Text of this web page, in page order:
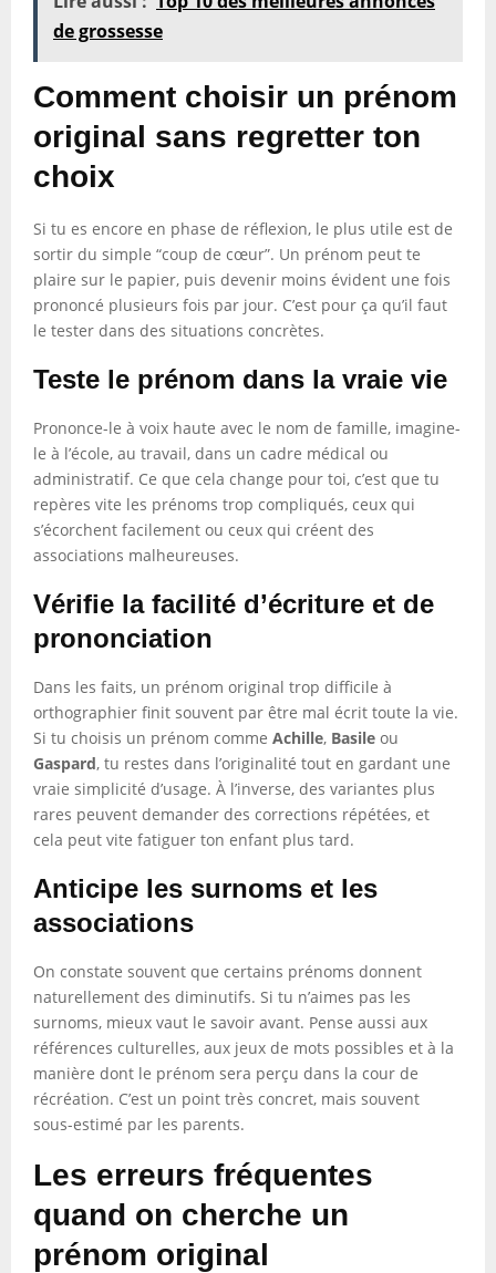
de grossesse
Comment choisir un prénom
original sans regretter ton
choix
Si tu es encore en phase de réflexion, le plus utile est de
sortir du simple “coup de cœur”. Un prénom peut te
plaire sur le papier, puis devenir moins évident une fois
prononcé plusieurs fois par jour. C’est pour ça qu’il faut
le tester dans des situations concrètes.
Teste le prénom dans la vraie vie
Prononce-le à voix haute avec le nom de famille, imagine-
le à l’école, au travail, dans un cadre médical ou
administratif. Ce que cela change pour toi, c’est que tu
repères vite les prénoms trop compliqués, ceux qui
s’écorchent facilement ou ceux qui créent des
associations malheureuses.
Vérifie la facilité d’écriture et de
prononciation
Dans les faits, un prénom original trop difficile à
orthographier finit souvent par être mal écrit toute la vie.
Si tu choisis un prénom comme Achille, Basile ou
Gaspard, tu restes dans l’originalité tout en gardant une
vraie simplicité d’usage. À l’inverse, des variantes plus
rares peuvent demander des corrections répétées, et
cela peut vite fatiguer ton enfant plus tard.
Anticipe les surnoms et les
associations
On constate souvent que certains prénoms donnent
naturellement des diminutifs. Si tu n’aimes pas les
surnoms, mieux vaut le savoir avant. Pense aussi aux
références culturelles, aux jeux de mots possibles et à la
manière dont le prénom sera perçu dans la cour de
récréation. C’est un point très concret, mais souvent
sous-estimé par les parents.
Les erreurs fréquentes
quand on cherche un
prénom original